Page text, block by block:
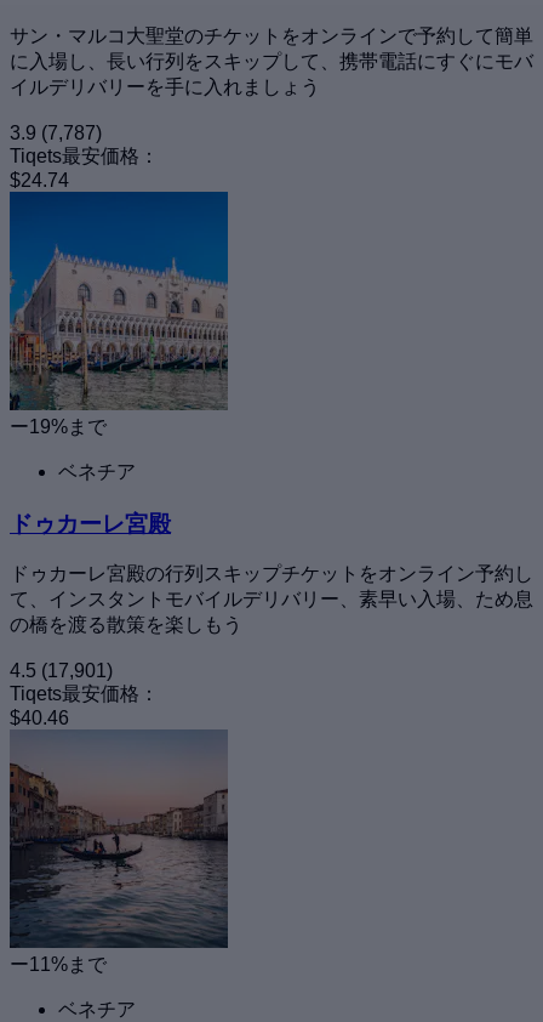
サン・マルコ大聖堂のチケットをオンラインで予約して簡単
に入場し、長い行列をスキップして、携帯電話にすぐにモバ
イルデリバリーを手に入れましょう
3.9 (7,787)
Tiqets最安価格：
$24.74
ー19%まで
ベネチア
ドゥカーレ宮殿
ドゥカーレ宮殿の行列スキップチケットをオンライン予約し
て、インスタントモバイルデリバリー、素早い入場、ため息
の橋を渡る散策を楽しもう
4.5 (17,901)
Tiqets最安価格：
$40.46
ー11%まで
ベネチア